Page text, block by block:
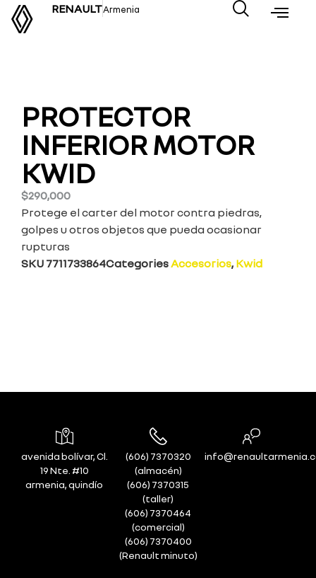
RENAULTArmenia
PROTECTOR
INFERIOR MOTOR
KWID
$290,000
Protege el carter del motor contra piedras,
golpes u otros objetos que pueda ocasionar
rupturas
SKU 7711733864CategoriesAccesorios, Kwid
avenida bolívar, Cl.
19 Nte. #10
armenia, quindío
(606) 7370320
(almacén)
(606) 7370315
(taller)
(606) 7370464
(comercial)
(606) 7370400
(Renault minuto)